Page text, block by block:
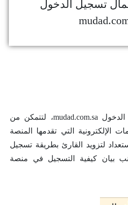
تسجيل الدخول
رابط مُدد أعمال تسجيل الدخول mudad.com.sa، لتتمكن من
الإلكترونية التي تقدمها المنصة
لتزويد القارئ بطريقة تسجيل
بيان كيفية التسجيل في منصة